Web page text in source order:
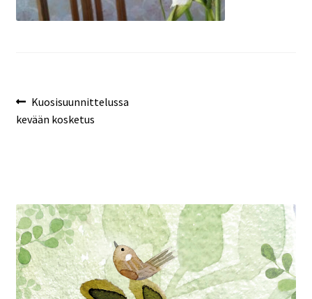
Artikkelien
selaus
Edellinen
artikkeli
Kuosisuunnittelussa
kevään kosketus